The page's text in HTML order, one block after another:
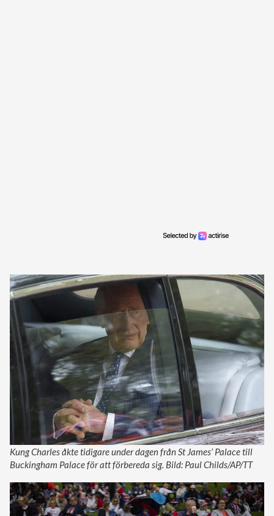
Kung Charles åkte tidigare under dagen från St James’ Palace till
Buckingham Palace för att förbereda sig. Bild: Paul Childs/AP/TT